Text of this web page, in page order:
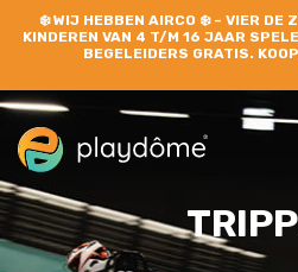
❄️WIJ HEBBEN AIRCO ❄️ – VIER DE
KINDEREN VAN 4 T/M 16 JAAR
BEGELEIDERS GRATIS. KOOP